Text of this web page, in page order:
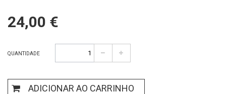
24,00 €
QUANTIDADE
ADICIONAR AO CARRINHO